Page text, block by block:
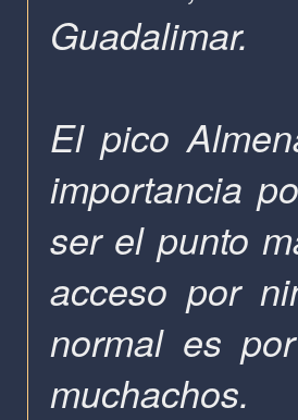
Guadalimar.
El pico
importancia
ser el punto
acceso por
normal es
muchachos.